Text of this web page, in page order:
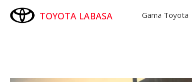
TOYOTA LABASA Gama Toyota